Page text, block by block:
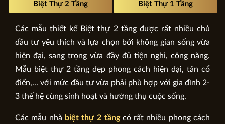
Biệt Thự 2 Tầng Biệt Thự 1 Tầng
Các mẫu thiết kế Biệt thự 2 tầng được rất nhiều chủ
đầu tư yêu thích và lựa chọn bởi không gian sống vừa
hiện đại, sang trọng vừa đầy đủ tiện nghi, công năng.
Mẫu biệt thự 2 tầng đẹp phong cách hiện đại, tân cổ
điển,... với mức đầu tư vừa phải phù hợp với gia đình 2-
3 thế hệ cùng sinh hoạt và hưởng thụ cuộc sống.
Các mẫu nhà biệt thự 2 tầngcó rất nhiều phong cách